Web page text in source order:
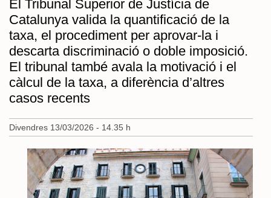
El Tribunal Superior de Justícia de
Catalunya valida la quantificació de la
taxa, el procediment per aprovar-la i
descarta discriminació o doble imposició.
El tribunal també avala la motivació i el
càlcul de la taxa, a diferència d’altres
casos recents
Divendres 13/03/2026 - 14.35 h